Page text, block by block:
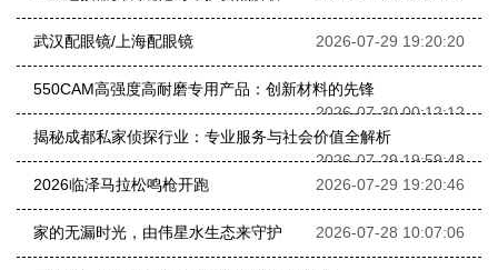
武汉配眼镜/上海配眼镜 2026-07-29 19:20:20
550CAM高强度高耐磨专用产品：创新材料的先锋
2026-07-30 00:12:12
揭秘成都私家侦探行业：专业服务与社会价值全解析
2026-07-29 19:59:48
2026临泽马拉松鸣枪开跑
2026-07-29 19:20:46
家的无漏时光，由伟星水生态来守护 2026-07-28 10:07:06